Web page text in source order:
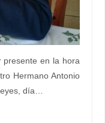
presente en la hora
Hermano Antonio
día…